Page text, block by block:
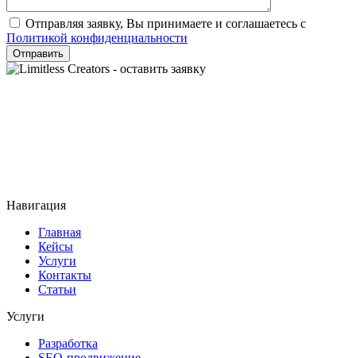
Отправляя заявку, Вы принимаете и соглашаетесь с
Политикой конфиденциальности
Отправить
Навигация
Главная
Кейсы
Услуги
Контакты
Статьи
Услуги
Разработка